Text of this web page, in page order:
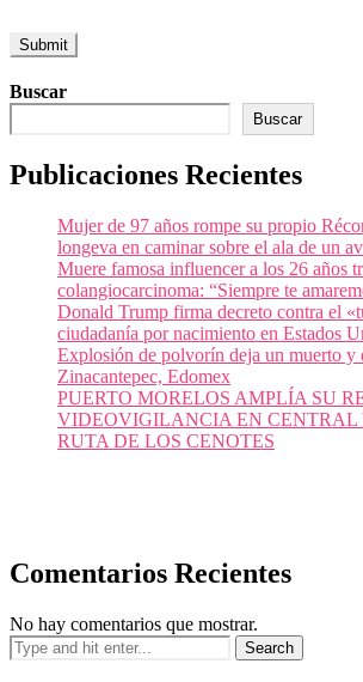
Buscar
Buscar
Publicaciones Recientes
Mujer de 97 años rompe su propio
longeva en caminar sobre el ala de un
Muere famosa influencer a los 26 años
colangiocarcinoma: “Siempre te
Donald Trump firma decreto contra el
ciudadanía por nacimiento en Estados
Explosión de polvorín deja un muerto y
Zinacantepec, Edomex
PUERTO MORELOS AMPLÍA SU
VIDEOVIGILANCIA EN CENTRAL
RUTA DE LOS CENOTES
Comentarios Recientes
No hay comentarios que mostrar.